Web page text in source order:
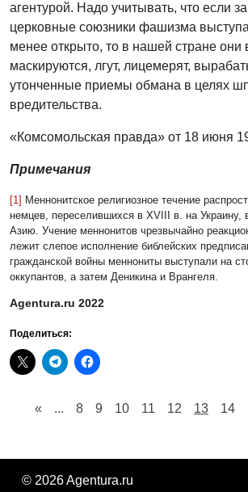
агентурой. Надо учитывать, что если
церковные союзники фашизма
менее открыто, то в нашей стране они
маскируются, лгут, лицемерят,
утонченные приемы обмана в целях
вредительства.
«Комсомольская правда» от 18 июня
Примечания
[1] Меннонитское религиозное течение
немцев, переселившихся в XVIII в. на
Азию. Учение меннонитов чрезвычайно
лежит слепое исполнение библейских
гражданской войны меннониты выступали на
оккупантов, а затем Деникина и Врангеля.
Agentura.ru 2022
Поделиться:
« ... 8 9 10 11 12 13 14
© 2026 Agentura.ru